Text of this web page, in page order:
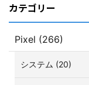
カテゴリー
Pixel (266)
システム (20)